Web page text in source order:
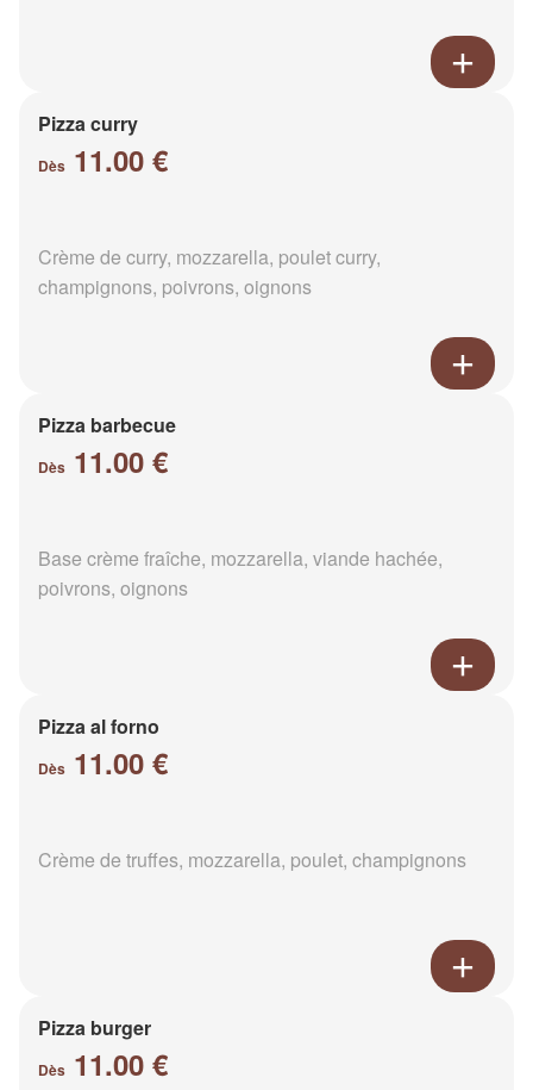
Pizza curry
Dès 11.00 €
Crème de curry, mozzarella, poulet curry,
champignons, poivrons, oignons
Pizza barbecue
Dès 11.00 €
Base crème fraîche, mozzarella, viande hachée,
poivrons, oignons
Pizza al forno
Dès 11.00 €
Crème de truffes, mozzarella, poulet, champignons
Pizza burger
Dès 11.00 €